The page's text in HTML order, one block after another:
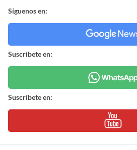
Síguenos en:
Suscríbete en:
Suscríbete en: